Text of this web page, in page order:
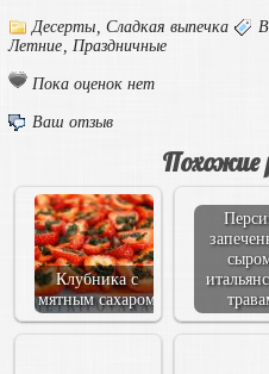
Десерты Сладкая выпечка
Летние
Праздничные
Пока оценок нет
Ваш отзыв
Похожие
Клубника с
мятным сахаром